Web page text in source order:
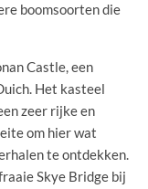
boomsoorten die
Castle, een
Het kasteel
zeer rijke en
om hier wat
te ontdekken.
Skye Bridge bij